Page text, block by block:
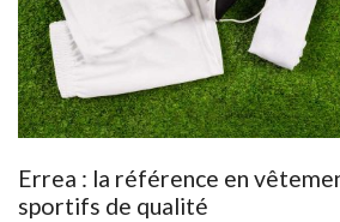
Errea : la référence en
sportifs de qualité